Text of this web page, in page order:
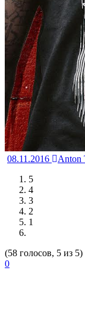
08.11.2016
Anton
5
4
3
2
1
(58 голосов, 5 из 5)
0